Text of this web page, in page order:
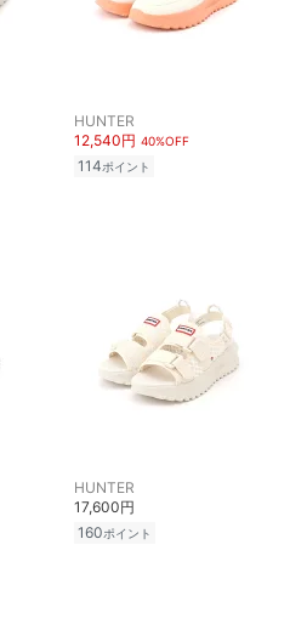
HUNTER
12,540円 40%OFF
114ポイント
HUNTER
17,600円
160ポイント